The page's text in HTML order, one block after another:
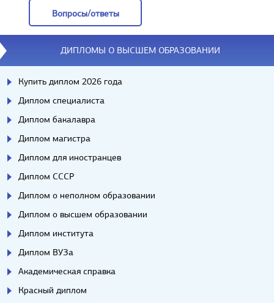
Вопросы/ответы
Вопросы/ответы
ДИПЛОМЫ О ВЫСШЕМ ОБРАЗОВАНИИ
Купить диплом 2026 года
Диплом специалиста
Диплом бакалавра
Диплом магистра
Диплом для иностранцев
Диплом СССР
Диплом о неполном образовании
Диплом о высшем образовании
Диплом института
Диплом ВУЗа
Академическая справка
Красный диплом